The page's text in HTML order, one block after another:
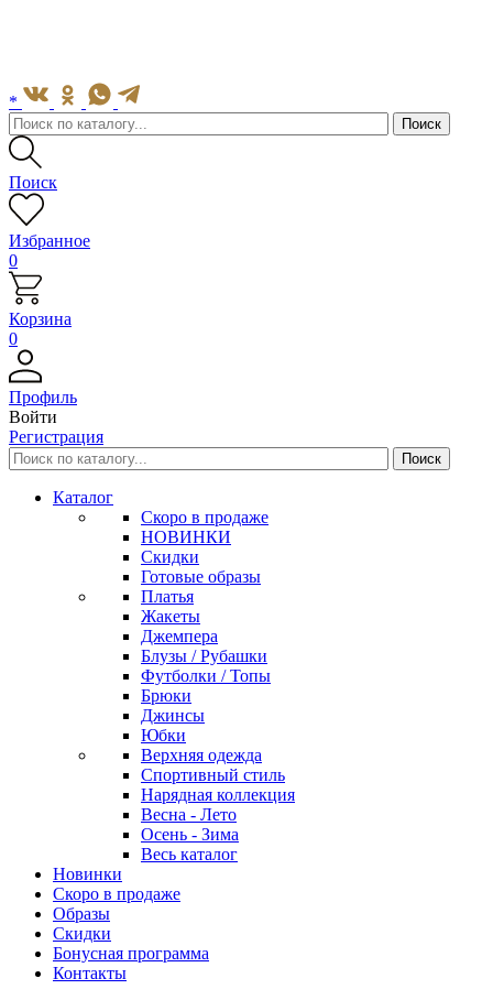
*
Поиск
Избранное
0
Корзина
0
Профиль
Войти
Регистрация
Каталог
Скоро в продаже
НОВИНКИ
Скидки
Готовые образы
Платья
Жакеты
Джемпера
Блузы / Рубашки
Футболки / Топы
Брюки
Джинсы
Юбки
Верхняя одежда
Спортивный стиль
Нарядная коллекция
Весна - Лето
Осень - Зима
Весь каталог
Новинки
Скоро в продаже
Образы
Скидки
Бонусная программа
Контакты